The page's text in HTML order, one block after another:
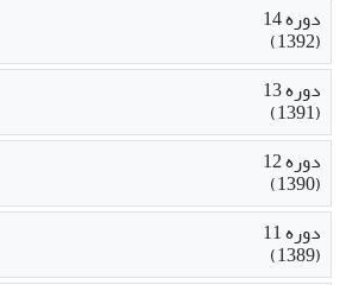
دوره 14
(1392)
دوره 13
(1391)
دوره 12
(1390)
دوره 11
(1389)